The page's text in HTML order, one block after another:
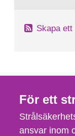
Skapa
För ett
ansvar inom